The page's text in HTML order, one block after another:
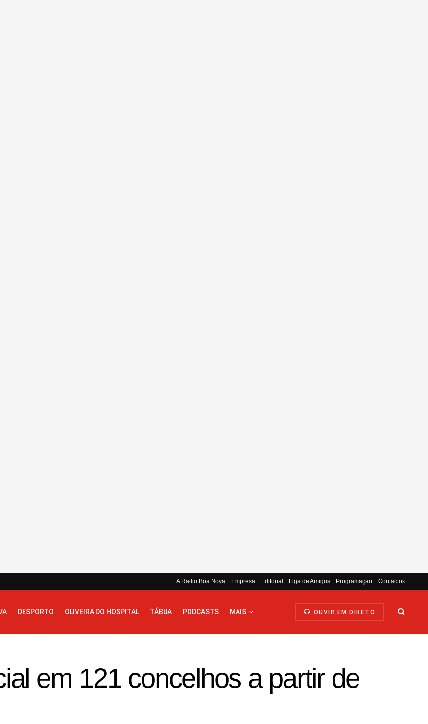
A Rádio Boa Nova Empresa Editorial Liga de Amigos Programação Contactos
DESPORTO OLIVEIRA DO HOSPITAL TÁBUA PODCASTS MAIS OUVIR EM DIRETO
em 121 concelhos a partir de